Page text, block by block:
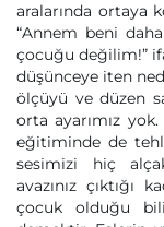
aralarında ortaya
“Annem beni
çocuğu değilim!”
düşünceye iten
ölçüyü ve düzen
orta ayarımız
eğitiminde de
sesimizi hiç
avazınız çıktığı
çocuk olduğu